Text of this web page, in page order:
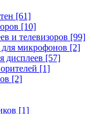
[61]
[10]
и телевизоров [99]
микрофонов [2]
дисплеев [57]
[1]
[2]
[1]